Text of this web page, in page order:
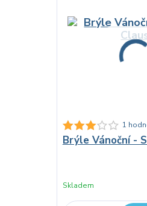
1
Brýle Vánoční -
Skladem